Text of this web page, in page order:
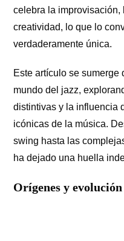
celebra la
creatividad, lo que lo
verdaderamente única.
Este artículo se
mundo del jazz,
distintivas y la influencia
icónicas de la música.
swing hasta las
ha dejado una huella
Orígenes y